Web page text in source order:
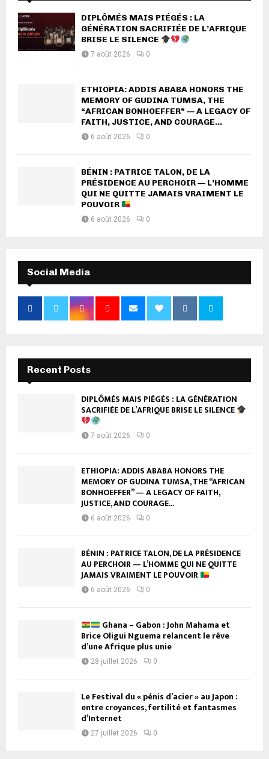
DIPLÔMÉS MAIS PIÉGÉS : LA
GÉNÉRATION SACRIFIÉE DE L’AFRIQUE
BRISE LE SILENCE
7 août 2026 0
ETHIOPIA: ADDIS ABABA HONORS THE
MEMORY OF GUDINA TUMSA, THE
“AFRICAN BONHOEFFER” — A LEGACY OF
FAITH, JUSTICE, AND COURAGE...
6 août 2026 0
BÉNIN : PATRICE TALON, DE LA
PRÉSIDENCE AU PERCHOIR — L’HOMME
QUI NE QUITTE JAMAIS VRAIMENT LE
POUVOIR
6 août 2026 0
Social Media
Recent Posts
DIPLÔMÉS MAIS PIÉGÉS : LA GÉNÉRATION
SACRIFIÉE DE L’AFRIQUE BRISE LE SILENCE
7 août 2026 0
ETHIOPIA: ADDIS ABABA HONORS THE
MEMORY OF GUDINA TUMSA, THE “AFRICAN
BONHOEFFER” — A LEGACY OF FAITH,
JUSTICE, AND COURAGE...
6 août 2026 0
BÉNIN : PATRICE TALON, DE LA PRÉSIDENCE
AU PERCHOIR — L’HOMME QUI NE QUITTE
JAMAIS VRAIMENT LE POUVOIR
6 août 2026 0
Ghana – Gabon : John Mahama et
Brice Oligui Nguema relancent le rêve
d’une Afrique plus unie
28 juillet 2026 0
Le Festival du « pénis d’acier » au Japon :
entre croyances, fertilité et fantasmes
d’Internet
27 juillet 2026 0